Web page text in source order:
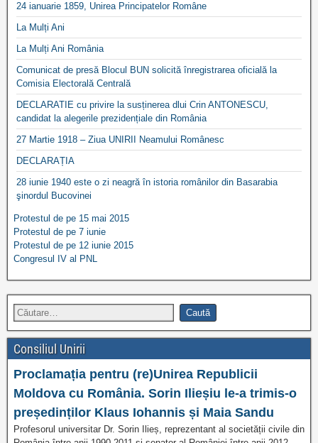
24 ianuarie 1859, Unirea Principatelor Române
La Mulți Ani
La Mulți Ani România
Comunicat de presă Blocul BUN solicită înregistrarea oficială la
Comisia Electorală Centrală
DECLARATIE cu privire la susținerea dlui Crin ANTONESCU,
candidat la alegerile prezidențiale din România
27 Martie 1918 – Ziua UNIRII Neamului Românesc
DECLARAȚIA
28 iunie 1940 este o zi neagră în istoria românilor din Basarabia
şinordul Bucovinei
Protestul de pe 15 mai 2015
Protestul de pe 7 iunie
Protestul de pe 12 iunie 2015
Congresul IV al PNL
Consiliul Unirii
Proclamația pentru (re)Unirea Republicii
Moldova cu România. Sorin Ilieșiu le-a trimis-o
președinților Klaus Iohannis și Maia Sandu
Profesorul universitar Dr. Sorin Ilieș, reprezentant al societății civile din